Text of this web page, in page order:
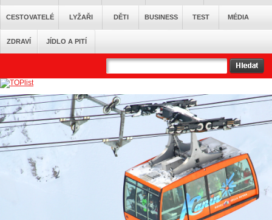
CESTOVATELÉ LYŽAŘI DĚTI BUSINESS TEST MÉDIA
ZDRAVÍ JÍDLO A PITÍ